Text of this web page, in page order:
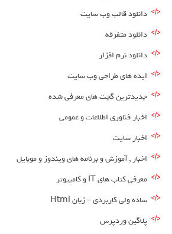
دانلود قالب وب سایت
دانلود متفرقه
دانلود نرم افزار
ایده های طراحی وب سایت
جدیدترین گجت های معرفی شده
اخبار فناوری اطلاعات و عمومی
اخبار سایت
اخبار , آموزش و برنامه های ویندوز و موبایل
معرفی کتاب های IT و کامپیوتر
ساده ولی کاربردی – زبان Html
پلاگین وردپرس